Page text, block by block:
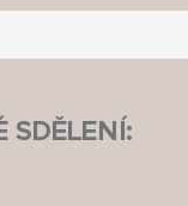
SDĚLENÍ: